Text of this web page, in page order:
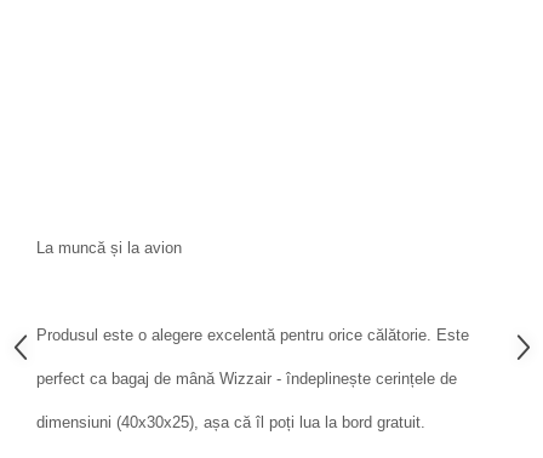
La muncă și la avion
Produsul este o alegere excelentă pentru orice călătorie. Este
perfect ca bagaj de mână Wizzair - îndeplinește cerințele de
dimensiuni (40x30x25), așa că îl poți lua la bord gratuit.